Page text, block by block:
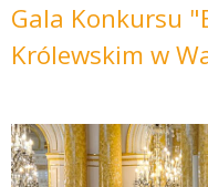
Gala Konkursu
Królewskim w